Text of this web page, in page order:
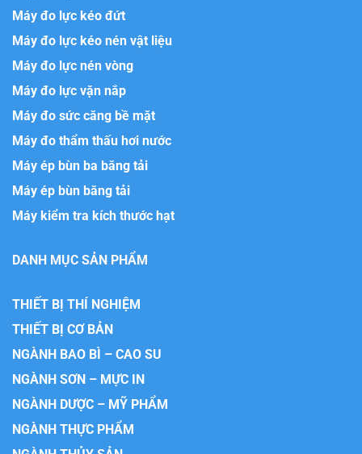
Máy đo lực kéo đứt
Máy đo lực kéo nén vật liệu
Máy đo lực nén vòng
Máy đo lực vặn nắp
Máy đo sức căng bề mặt
Máy đo thẩm thấu hơi nước
Máy ép bùn ba băng tải
Máy ép bùn băng tải
Máy kiểm tra kích thước hạt
DANH MỤC SẢN PHẨM
THIẾT BỊ THÍ NGHIỆM
THIẾT BỊ CƠ BẢN
NGÀNH BAO BÌ – CAO SU
NGÀNH SƠN – MỰC IN
NGÀNH DƯỢC – MỸ PHẨM
NGÀNH THỰC PHẨM